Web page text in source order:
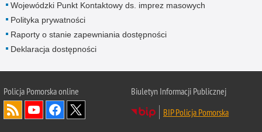
Wojewódzki Punkt Kontaktowy ds. imprez masowych
Polityka prywatności
Raporty o stanie zapewniania dostępności
Deklaracja dostępności
Policja Pomorska online
Biuletyn Informacji Publicznej
BIP Policja Pomorska